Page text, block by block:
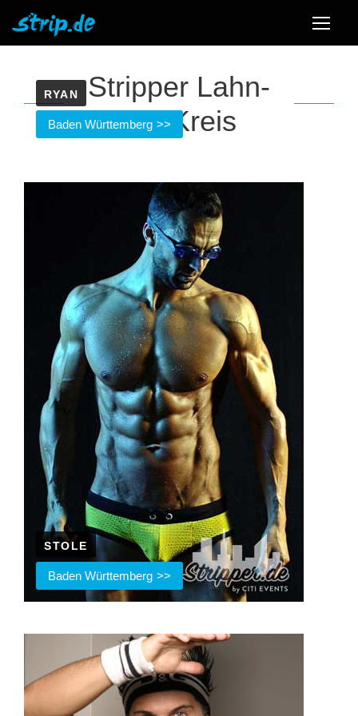
Stripper Lahn-
Dill-Kreis
RYAN
Baden Württemberg
STOLE
Baden Württemberg